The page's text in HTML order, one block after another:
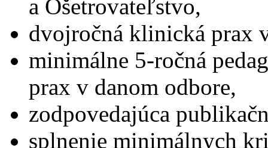
a Ošetrovateľstvo,
dvojročná klinická prax
minimálne 5-ročná
prax v danom odbore,
zodpovedajúca
splnenie minimálnych